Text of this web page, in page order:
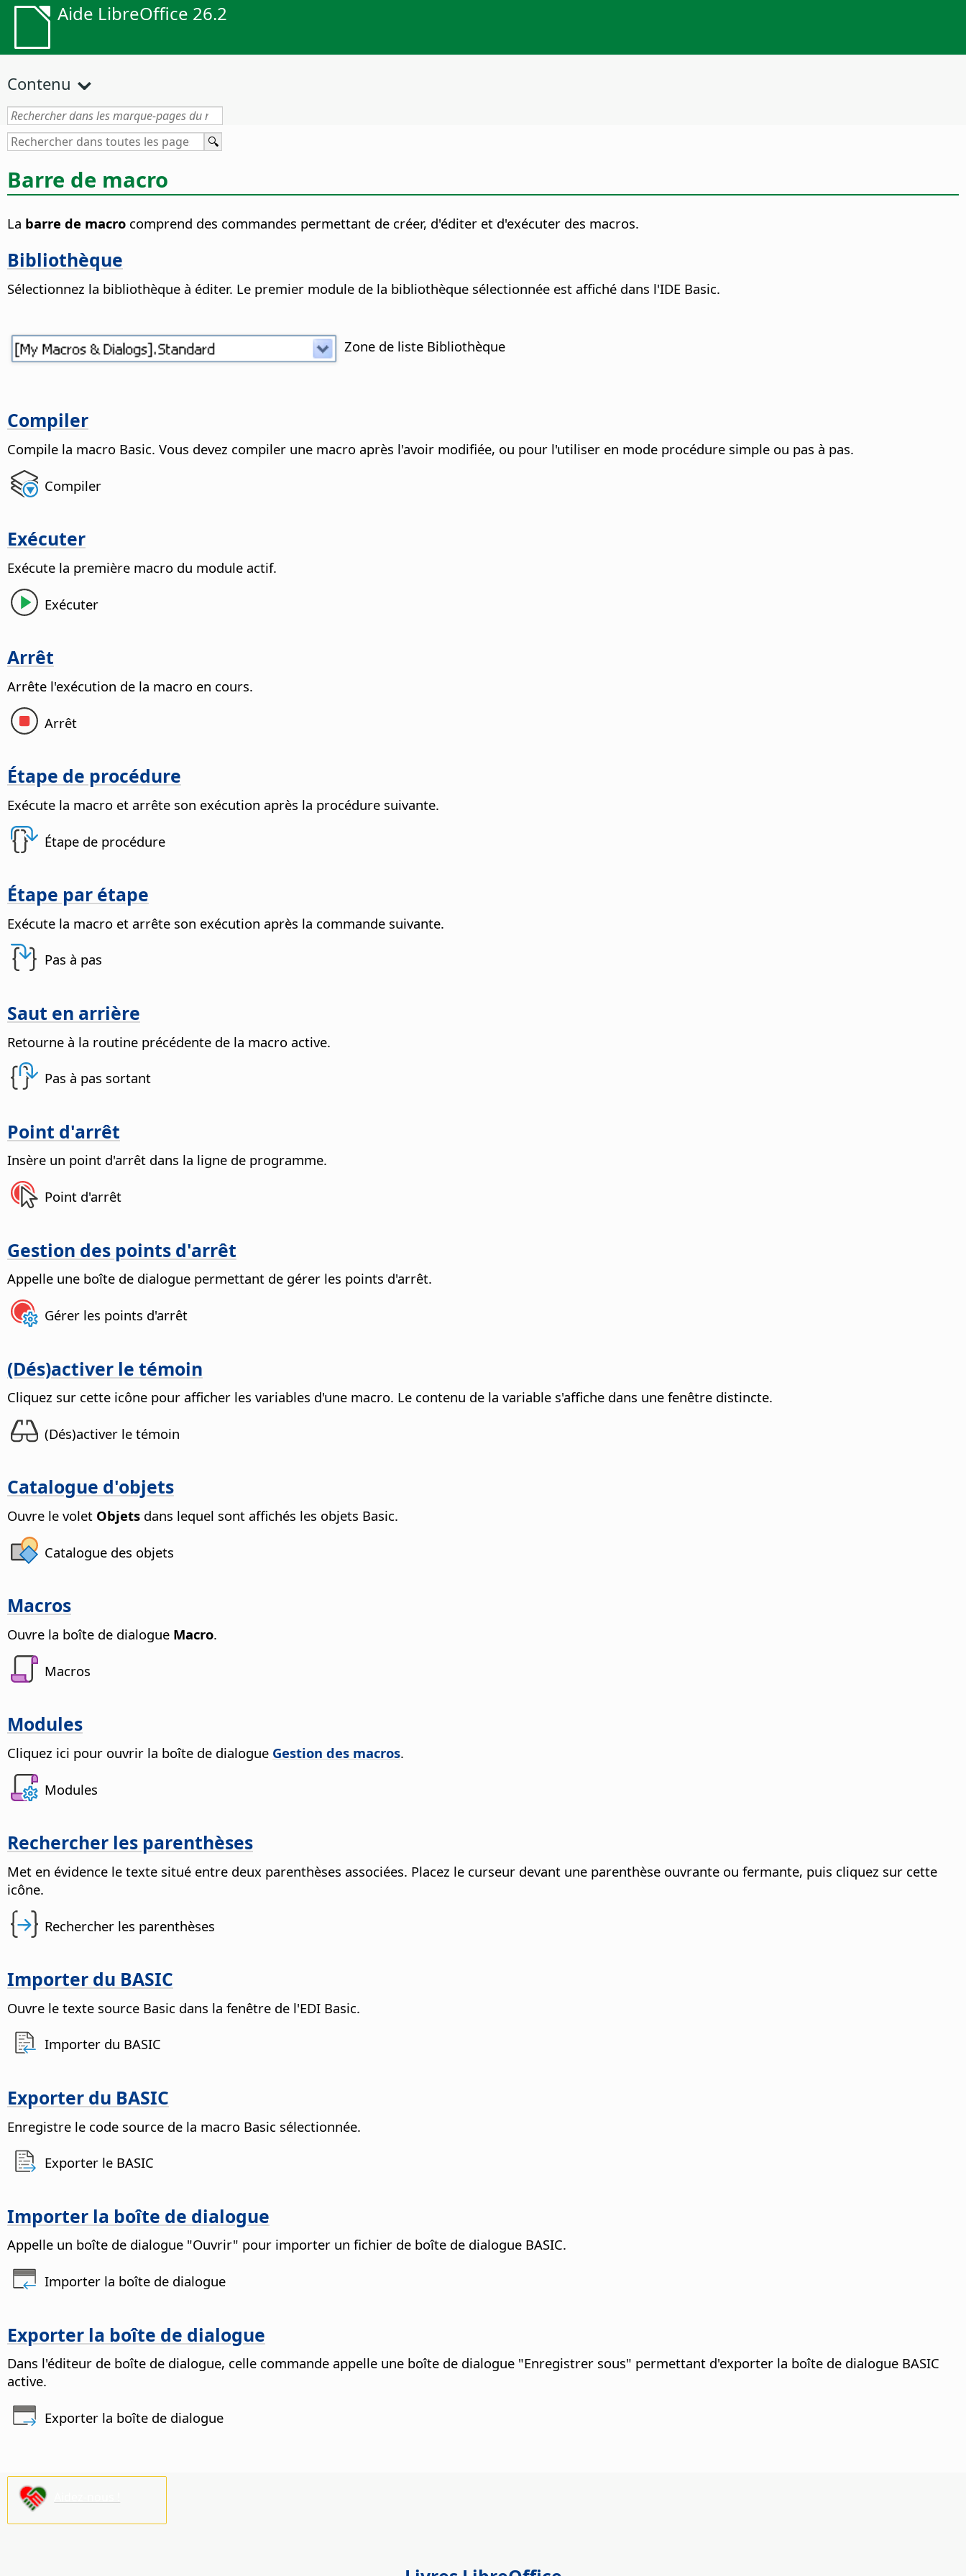
Aide LibreOffice 26.2
Contenu
Barre de macro
La barre de macro comprend des commandes permettant de créer, d'éditer et d'exécuter des macros.
Bibliothèque
Sélectionnez la bibliothèque à éditer. Le premier module de la bibliothèque sélectionnée est affiché dans l'IDE Basic.
Zone de liste Bibliothèque
Compiler
Compile la macro Basic. Vous devez compiler une macro après l'avoir modifiée, ou pour l'utiliser en mode procédure simple ou pas à pas.
Compiler
Exécuter
Exécute la première macro du module actif.
Exécuter
Arrêt
Arrête l'exécution de la macro en cours.
Arrêt
Étape de procédure
Exécute la macro et arrête son exécution après la procédure suivante.
Étape de procédure
Étape par étape
Exécute la macro et arrête son exécution après la commande suivante.
Pas à pas
Saut en arrière
Retourne à la routine précédente de la macro active.
Pas à pas sortant
Point d'arrêt
Insère un point d'arrêt dans la ligne de programme.
Point d'arrêt
Gestion des points d'arrêt
Appelle une boîte de dialogue permettant de gérer les points d'arrêt.
Gérer les points d'arrêt
(Dés)activer le témoin
Cliquez sur cette icône pour afficher les variables d'une macro. Le contenu de la variable s'affiche dans une fenêtre distincte.
(Dés)activer le témoin
Catalogue d'objets
Ouvre le volet Objets dans lequel sont affichés les objets Basic.
Catalogue des objets
Macros
Ouvre la boîte de dialogue Macro.
Macros
Modules
Cliquez ici pour ouvrir la boîte de dialogue Gestion des macros.
Modules
Rechercher les parenthèses
Met en évidence le texte situé entre deux parenthèses associées. Placez le curseur devant une parenthèse ouvrante ou fermante, puis cliquez sur cette
icône.
Rechercher les parenthèses
Importer du BASIC
Ouvre le texte source Basic dans la fenêtre de l'EDI Basic.
Importer du BASIC
Exporter du BASIC
Enregistre le code source de la macro Basic sélectionnée.
Exporter le BASIC
Importer la boîte de dialogue
Appelle un boîte de dialogue "Ouvrir" pour importer un fichier de boîte de dialogue BASIC.
Importer la boîte de dialogue
Exporter la boîte de dialogue
Dans l'éditeur de boîte de dialogue, celle commande appelle une boîte de dialogue "Enregistrer sous" permettant d'exporter la boîte de dialogue BASIC
active.
Exporter la boîte de dialogue